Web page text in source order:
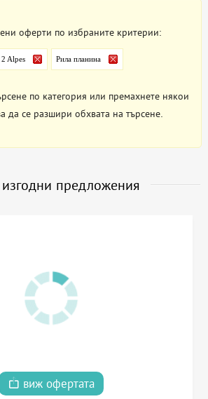
оферти по избраните критерии:
2 Alpes Рила планина
по категория или премахнете някои
да се разшири обхвата на търсене.
предложения
виж офертата